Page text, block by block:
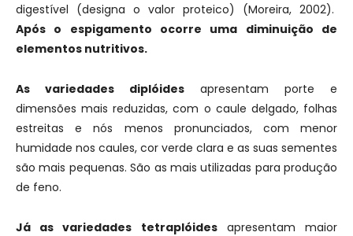
digestível (designa o valor proteico) (Moreira, 2002).
Após o espigamento ocorre uma diminuição de
elementos nutritivos.
As variedades diplóides apresentam porte e
dimensões mais reduzidas, com o caule delgado, folhas
estreitas e nós menos pronunciados, com menor
humidade nos caules, cor verde clara e as suas sementes
são mais pequenas. São as mais utilizadas para produção
de feno.
Já as variedades tetraplóidesapresentam maior